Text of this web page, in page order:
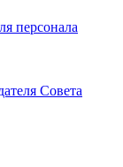
персонала
Совета